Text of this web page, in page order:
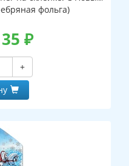
фольга)
35 ₽
+